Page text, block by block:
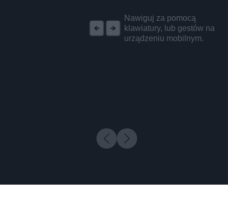
Nawiguj za pomocą
klawiatury, lub gestów na
urządzeniu mobilnym.